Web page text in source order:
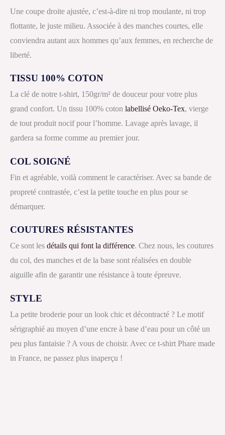
Une coupe droite ajustée, c’est-à-dire ni trop moulante, ni trop
flottante, le juste milieu. Associée à des manches courtes, elle
conviendra autant aux hommes qu’aux femmes, en recherche de
liberté.
TISSU 100% COTON
La clé de notre t-shirt, 150gr/m² de douceur pour votre plus
grand confort. Un tissu 100% coton labellisé Oeko-Tex, vierge
de tout produit nocif pour l’homme. Lavage après lavage, il
gardera sa forme comme au premier jour.
COL SOIGNÉ
Fin et agréable, voilà comment le caractériser. Avec sa bande de
propreté contrastée, c’est la petite touche en plus pour se
démarquer.
COUTURES RÉSISTANTES
Ce sont les détails qui font la différence. Chez nous, les coutures
du col, des manches et de la base sont réalisées en double
aiguille afin de garantir une résistance à toute épreuve.
STYLE
La petite broderie pour un look chic et décontracté ? Le motif
sérigraphié au moyen d’une encre à base d’eau pour un côté un
peu plus fantaisie ? A vous de choisir. Avec ce t-shirt Phare made
in France, ne passez plus inaperçu !